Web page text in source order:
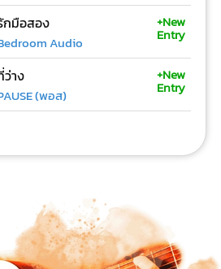
กมือสอง
Audio
+New
Entry
ว่าง
(พอส)
+New
Entry